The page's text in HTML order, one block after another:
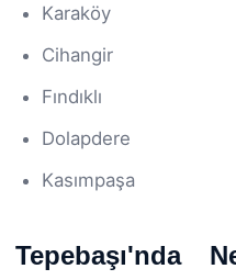
Karaköy
Cihangir
Fındıklı
Dolapdere
Kasımpaşa
Tepebaşı'nda